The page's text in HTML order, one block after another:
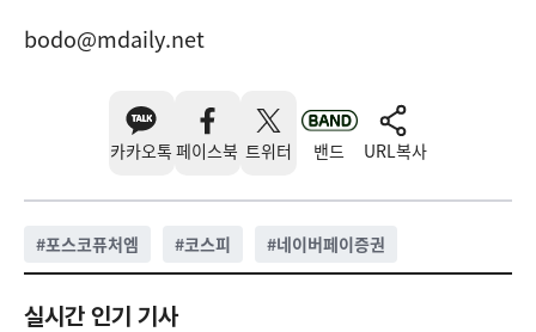
bodo@mdaily.net
카카오톡 페이스북 트위터 밴드 URL복사
#포스코퓨처엠 #코스피 #네이버페이증권
실시간 인기 기사